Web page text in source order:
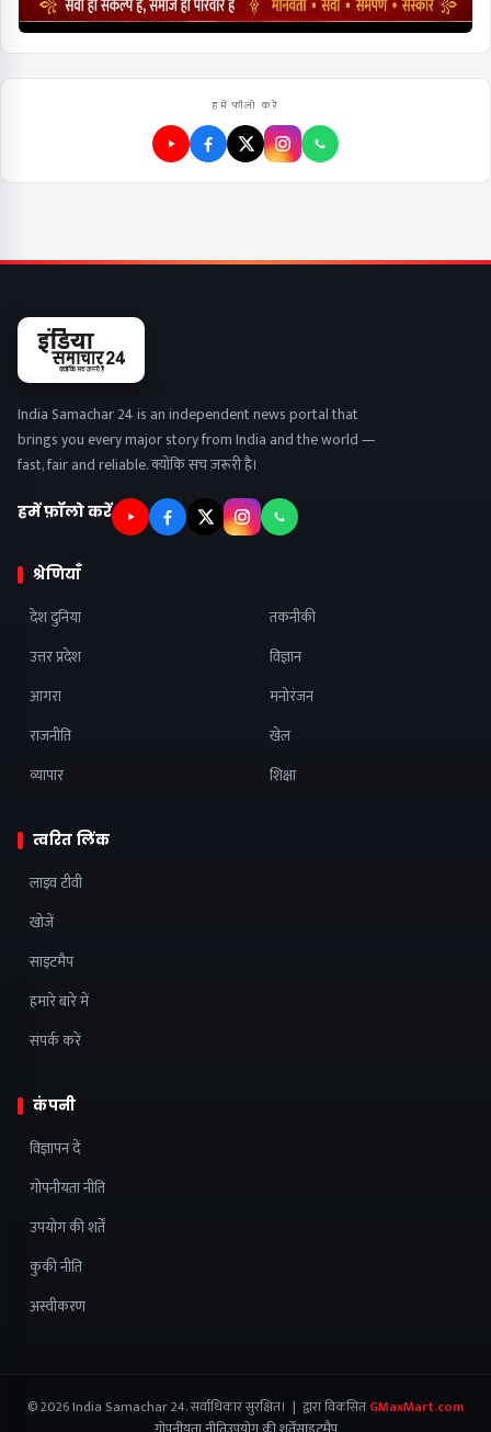
हमें फ़ॉलो करें
India Samachar 24 is an independent news portal that
brings you every major story from India and the world —
fast, fair and reliable. क्योंकि सच ज़रूरी है।
हमें फ़ॉलो करें
श्रेणियाँ
देश दुनिया
उत्तर प्रदेश
आगरा
राजनीति
व्यापार
तकनीकी
विज्ञान
मनोरंजन
खेल
शिक्षा
त्वरित लिंक
लाइव टीवी
खोजें
साइटमैप
हमारे बारे में
संपर्क करें
कंपनी
विज्ञापन दें
गोपनीयता नीति
उपयोग की शर्तें
कुकी नीति
अस्वीकरण
© 2026 India Samachar 24. सर्वाधिकार सुरक्षित। | द्वारा विकसितGMaxMart.com